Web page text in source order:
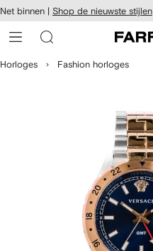
over en
naar de
Net binnen | Shop de nieuwste stijlen
Horloges Fashion horloges